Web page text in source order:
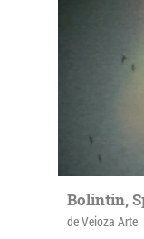
Bolintin,
de Veioza Arte